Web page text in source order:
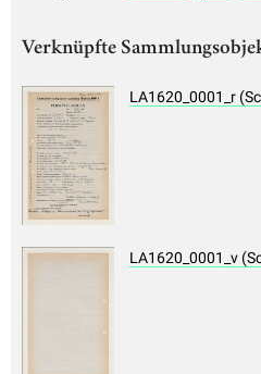
Verknüpfte
LA1620_0001_r
LA1620_0001_v